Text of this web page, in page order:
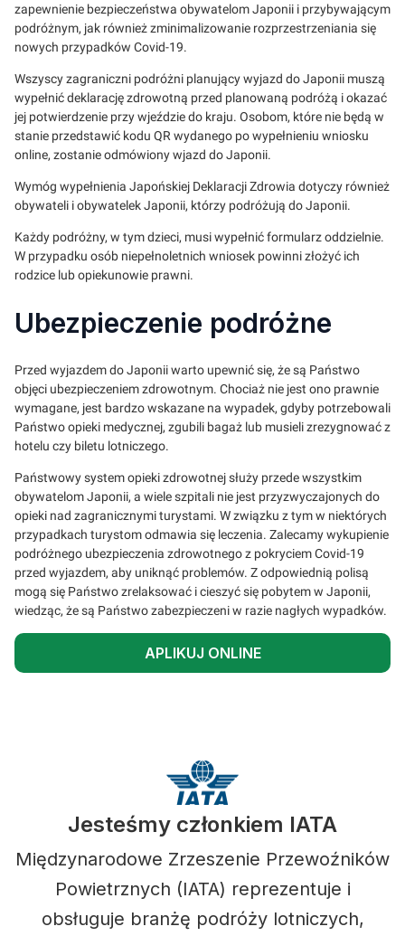
zapewnienie bezpieczeństwa obywatelom Japonii i przybywającym
podróżnym, jak również zminimalizowanie rozprzestrzeniania się
nowych przypadków Covid-19.
Wszyscy zagraniczni podróżni planujący wyjazd do Japonii muszą
wypełnić deklarację zdrowotną przed planowaną podróżą i okazać
jej potwierdzenie przy wjeździe do kraju. Osobom, które nie będą w
stanie przedstawić kodu QR wydanego po wypełnieniu wniosku
online, zostanie odmówiony wjazd do Japonii.
Wymóg wypełnienia Japońskiej Deklaracji Zdrowia dotyczy również
obywateli i obywatelek Japonii, którzy podróżują do Japonii.
Każdy podróżny, w tym dzieci, musi wypełnić formularz oddzielnie.
W przypadku osób niepełnoletnich wniosek powinni złożyć ich
rodzice lub opiekunowie prawni.
Ubezpieczenie podróżne
Przed wyjazdem do Japonii warto upewnić się, że są Państwo
objęci ubezpieczeniem zdrowotnym. Chociaż nie jest ono prawnie
wymagane, jest bardzo wskazane na wypadek, gdyby potrzebowali
Państwo opieki medycznej, zgubili bagaż lub musieli zrezygnować z
hotelu czy biletu lotniczego.
Państwowy system opieki zdrowotnej służy przede wszystkim
obywatelom Japonii, a wiele szpitali nie jest przyzwyczajonych do
opieki nad zagranicznymi turystami. W związku z tym w niektórych
przypadkach turystom odmawia się leczenia. Zalecamy wykupienie
podróżnego ubezpieczenia zdrowotnego z pokryciem Covid-19
przed wyjazdem, aby uniknąć problemów. Z odpowiednią polisą
mogą się Państwo zrelaksować i cieszyć się pobytem w Japonii,
wiedząc, że są Państwo zabezpieczeni w razie nagłych wypadków.
APLIKUJ ONLINE
Jesteśmy członkiem IATA
Międzynarodowe Zrzeszenie Przewoźników
Powietrznych (IATA) reprezentuje i
obsługuje branżę podróży lotniczych,